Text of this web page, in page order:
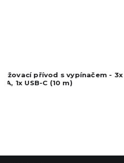
EU 2500W prodlužovací
zásuvka, 3x USB-A, 1x USB-C